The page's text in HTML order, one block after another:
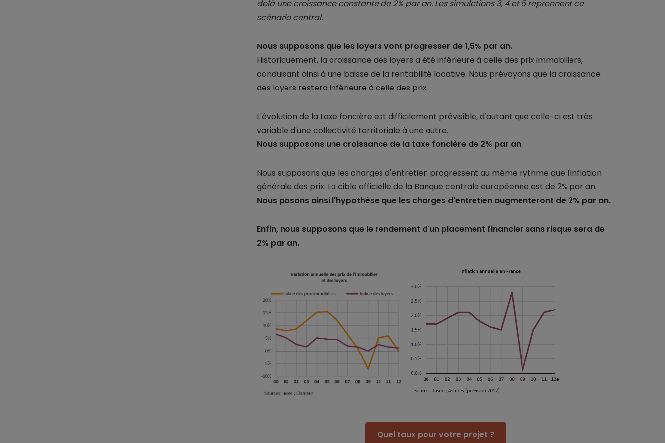
delà une croissance constante de 2% par an. Les simulations 3, 4 et 5 reprennent ce
scénario central.
Nous supposons que les loyers vont progresser de 1,5% par an.
Historiquement, la croissance des loyers a été inférieure à celle des prix immobiliers,
conduisant ainsi à une baisse de la rentabilité locative. Nous prévoyons que la croissance
des loyers restera inférieure à celle des prix.
L'évolution de la taxe foncière est difficilement prévisible, d'autant que celle-ci est très
variable d'une collectivité territoriale à une autre.
Nous supposons une croissance de la taxe foncière de 2% par an.
Nous supposons que les charges d'entretien progressent au même rythme que l'inflation
générale des prix. La cible officielle de la Banque centrale européenne est de 2% par an.
Nous posons ainsi l'hypothèse que les charges d'entretien augmenteront de 2% par an.
Enfin, nous supposons que le rendement d'un placement financier sans risque sera de
2% par an.
Quel taux pour votre projet ?